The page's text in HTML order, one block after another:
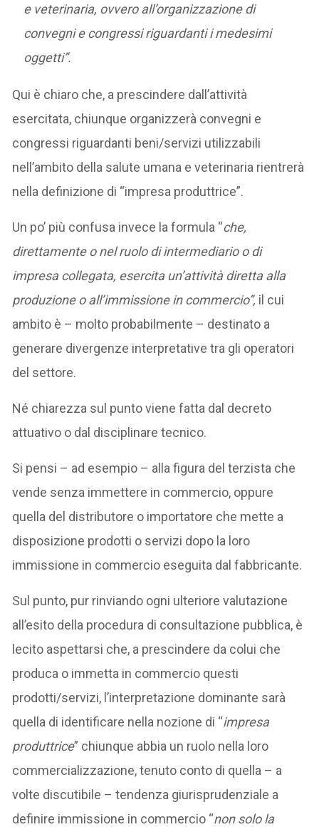
e veterinaria, ovvero all’organizzazione di
convegni e congressi riguardanti i medesimi
oggetti”.
Qui è chiaro che, a prescindere dall’attività
esercitata, chiunque organizzerà convegni e
congressi riguardanti beni/servizi utilizzabili
nell’ambito della salute umana e veterinaria rientrerà
nella definizione di “impresa produttrice”.
Un po’ più confusa invece la formula “che,
direttamente o nel ruolo di intermediario o di
impresa collegata, esercita un’attività diretta alla
produzione o all’immissione in commercio”, il cui
ambito è – molto probabilmente – destinato a
generare divergenze interpretative tra gli operatori
del settore.
Né chiarezza sul punto viene fatta dal decreto
attuativo o dal disciplinare tecnico.
Si pensi – ad esempio – alla figura del terzista che
vende senza immettere in commercio, oppure
quella del distributore o importatore che mette a
disposizione prodotti o servizi dopo la loro
immissione in commercio eseguita dal fabbricante.
Sul punto, pur rinviando ogni ulteriore valutazione
all’esito della procedura di consultazione pubblica, è
lecito aspettarsi che, a prescindere da colui che
produca o immetta in commercio questi
prodotti/servizi, l’interpretazione dominante sarà
quella di identificare nella nozione di “impresa
produttrice” chiunque abbia un ruolo nella loro
commercializzazione, tenuto conto di quella – a
volte discutibile – tendenza giurisprudenziale a
definire immissione in commercio “non solo la